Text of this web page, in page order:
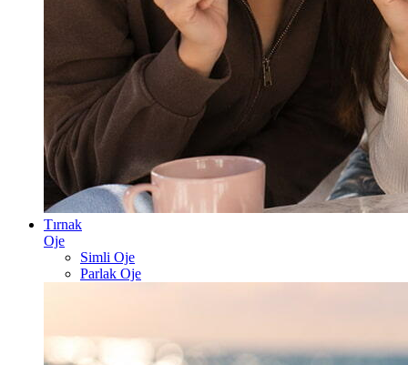
Tırnak
Oje
Simli Oje
Parlak Oje